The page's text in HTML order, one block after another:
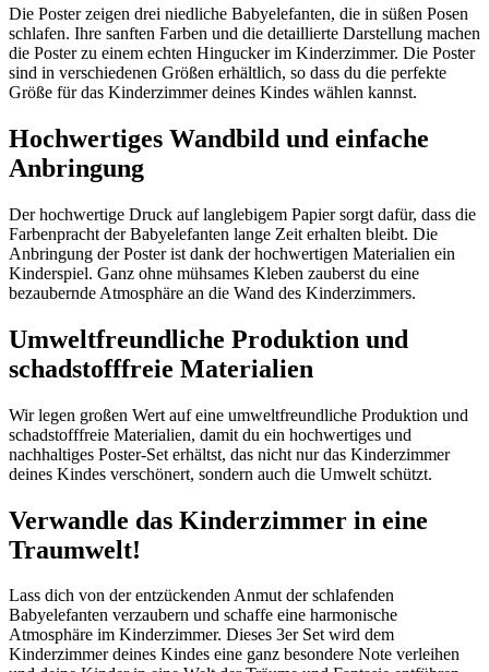
Die Poster zeigen drei niedliche Babyelefanten, die in süßen Posen
schlafen. Ihre sanften Farben und die detaillierte Darstellung machen
die Poster zu einem echten Hingucker im Kinderzimmer. Die Poster
sind in verschiedenen Größen erhältlich, so dass du die perfekte
Größe für das Kinderzimmer deines Kindes wählen kannst.
Hochwertiges Wandbild und einfache
Anbringung
Der hochwertige Druck auf langlebigem Papier sorgt dafür, dass die
Farbenpracht der Babyelefanten lange Zeit erhalten bleibt. Die
Anbringung der Poster ist dank der hochwertigen Materialien ein
Kinderspiel. Ganz ohne mühsames Kleben zauberst du eine
bezaubernde Atmosphäre an die Wand des Kinderzimmers.
Umweltfreundliche Produktion und
schadstofffreie Materialien
Wir legen großen Wert auf eine umweltfreundliche Produktion und
schadstofffreie Materialien, damit du ein hochwertiges und
nachhaltiges Poster-Set erhältst, das nicht nur das Kinderzimmer
deines Kindes verschönert, sondern auch die Umwelt schützt.
Verwandle das Kinderzimmer in eine
Traumwelt!
Lass dich von der entzückenden Anmut der schlafenden
Babyelefanten verzaubern und schaffe eine harmonische
Atmosphäre im Kinderzimmer. Dieses 3er Set wird dem
Kinderzimmer deines Kindes eine ganz besondere Note verleihen